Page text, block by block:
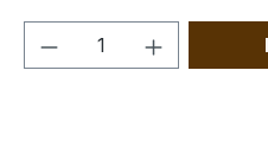
Produkt Anzahl: